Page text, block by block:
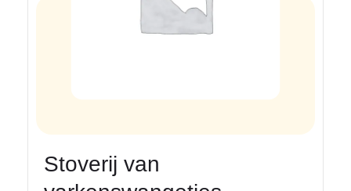
Stoverij van